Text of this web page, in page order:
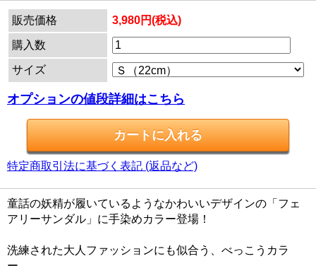
販売価格 3,980円(税込)
購入数
サイズ
オプションの値段詳細はこちら
特定商取引法に基づく表記 (返品など)
童話の妖精が履いているようなかわいいデザインの「フェ
アリーサンダル」に手染めカラー登場！
洗練された大人ファッションにも似合う、べっこうカラ